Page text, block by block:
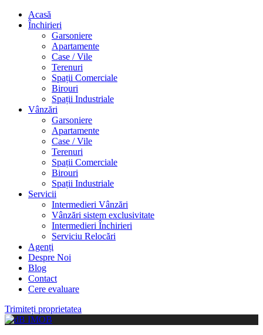
Acasă
Închirieri
Garsoniere
Apartamente
Case / Vile
Terenuri
Spații Comerciale
Birouri
Spații Industriale
Vânzări
Garsoniere
Apartamente
Case / Vile
Terenuri
Spații Comerciale
Birouri
Spații Industriale
Servicii
Intermedieri Vânzări
Vânzări sistem exclusivitate
Intermedieri Închirieri
Serviciu Relocări
Agenți
Despre Noi
Blog
Contact
Cere evaluare
Trimiteți proprietatea